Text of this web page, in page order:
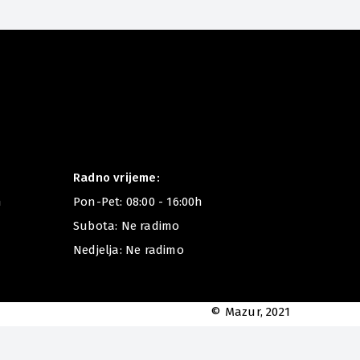
Radno vrijeme:
Pon-Pet: 08:00 - 16:00h
Subota: Ne radimo
Nedjelja: Ne radimo
© Mazur, 2021